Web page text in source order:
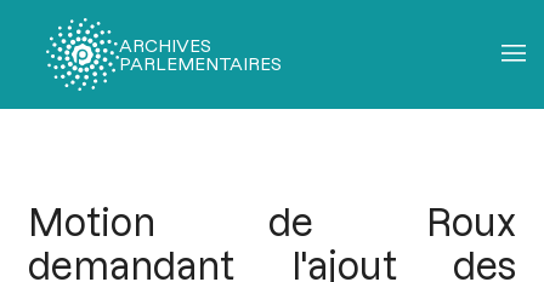
ARCHIVES
PARLEMENTAIRES
Motion de Roux
demandant l'ajout des